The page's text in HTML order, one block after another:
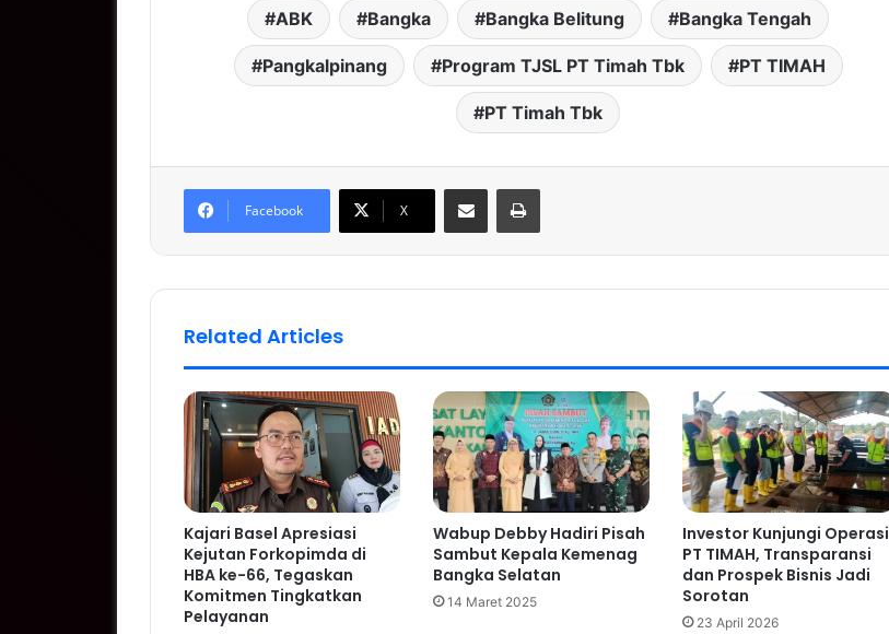
ABK Bangka Bangka Belitung Bangka Tengah
Pangkalpinang Program TJSL PT Timah Tbk PT TIMAH
PT Timah Tbk
Facebook X
Share via Email Print
Related Articles
Kajari Basel Apresiasi
Kejutan Forkopimda di
HBA ke-66, Tegaskan
Komitmen Tingkatkan
Pelayanan
Wabup Debby Hadiri Pisah
Sambut Kepala Kemenag
Bangka Selatan
14 Maret 2025
Investor Kunjungi Operasi
PT TIMAH, Transparansi
dan Prospek Bisnis Jadi
Sorotan
23 April 2026